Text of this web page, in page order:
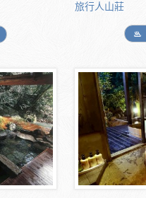
旅行人山莊